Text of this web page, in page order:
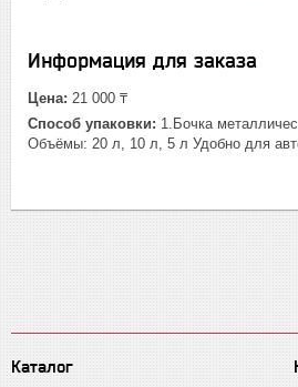
Информация для заказа
Цена: 21 000 ₸
Способ упаковки: 1.Бочка
Объёмы: 20 л, 10 л, 5 л Удобно для
Каталог